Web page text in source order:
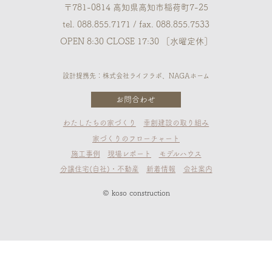
〒781-0814 高知県高知市稲荷町7-25
tel. 088.855.7171 / fax. 088.855.7533
OPEN 8:30 CLOSE 17:30 ［水曜定休］
設計提携先：株式会社ライフラボ、NAGAホーム
お問合わせ
わたしたちの家づくり 幸創建設の取り組み
家づくりのフローチャート
施工事例 現場レポート モデルハウス
分譲住宅(自社)・不動産 新着情報 会社案内
© koso construction